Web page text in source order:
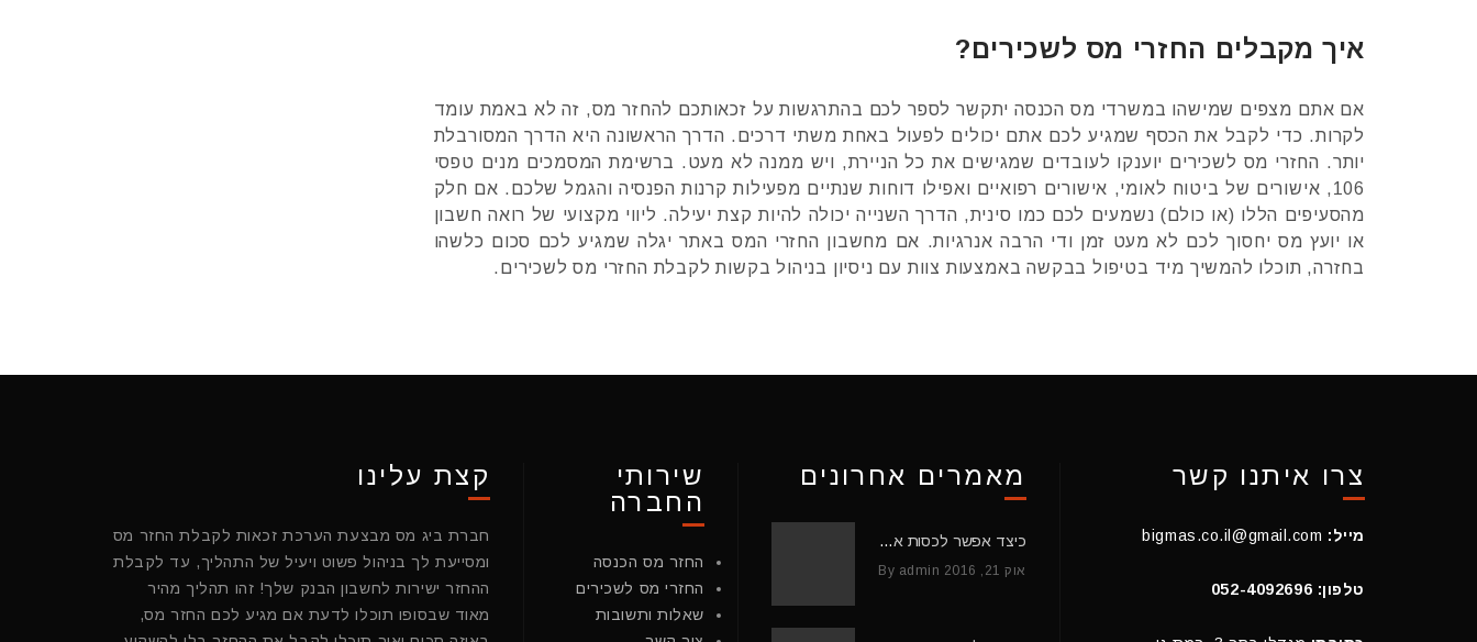
איך מקבלים החזרי מס לשכירים?
אם אתם מצפים שמישהו במשרדי מס הכנסה יתקשר לספר לכם בהתרגשות על זכאותכם להחזר מס, זה לא באמת עומד
לקרות. כדי לקבל את הכסף שמגיע לכם אתם יכולים לפעול באחת משתי דרכים. הדרך הראשונה היא הדרך המסורבלת
יותר. החזרי מס לשכירים יוענקו לעובדים שמגישים את כל הניירת, ויש ממנה לא מעט. ברשימת המסמכים מנים טפסי
106, אישורים של ביטוח לאומי, אישורים רפואיים ואפילו דוחות שנתיים מפעילות קרנות הפנסיה והגמל שלכם. אם חלק
מהסעיפים הללו (או כולם) נשמעים לכם כמו סינית, הדרך השנייה יכולה להיות קצת יעילה. ליווי מקצועי של רואה חשבון
או יועץ מס יחסוך לכם לא מעט זמן ודי הרבה אנרגיות. אם מחשבון החזרי המס באתר יגלה שמגיע לכם סכום כלשהו
בחזרה, תוכלו להמשיך מיד בטיפול בבקשה באמצעות צוות עם ניסיון בניהול בקשות לקבלת החזרי מס לשכירים.
קצת עלינו
חברת ביג מס מבצעת הערכת זכאות לקבלת החזר מס
ומסייעת לך בניהול פשוט ויעיל של התהליך, עד לקבלת
ההחזר ישירות לחשבון הבנק שלך! זהו תהליך מהיר
מאוד שבסופו תוכלו לדעת אם מגיע לכם החזר מס,
שירותי
החברה
החזר מס הכנסה
החזרי מס לשכירים
שאלות ותשובות
מאמרים אחרונים
כיצד אפשר לכסות את המינוס?
אוק 21, 2016 By admin
צרו איתנו קשר
מייל:
טלפון: 052-4092696